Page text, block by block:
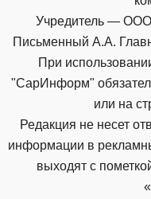
Учредитель —
Письменный А.А.
При
"СарИнформ"
или на
Редакция не несет
информации в
выходят с